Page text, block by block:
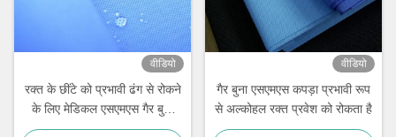
वीडियो
रक्त के छींटे को प्रभावी ढंग से रोकने
के लिए मेडिकल एसएमएस गैर बुना
कपड़ा
वीडियो
गैर बुना एसएमएस कपड़ा प्रभावी रूप
से अल्कोहल रक्त प्रवेश को रोकता है